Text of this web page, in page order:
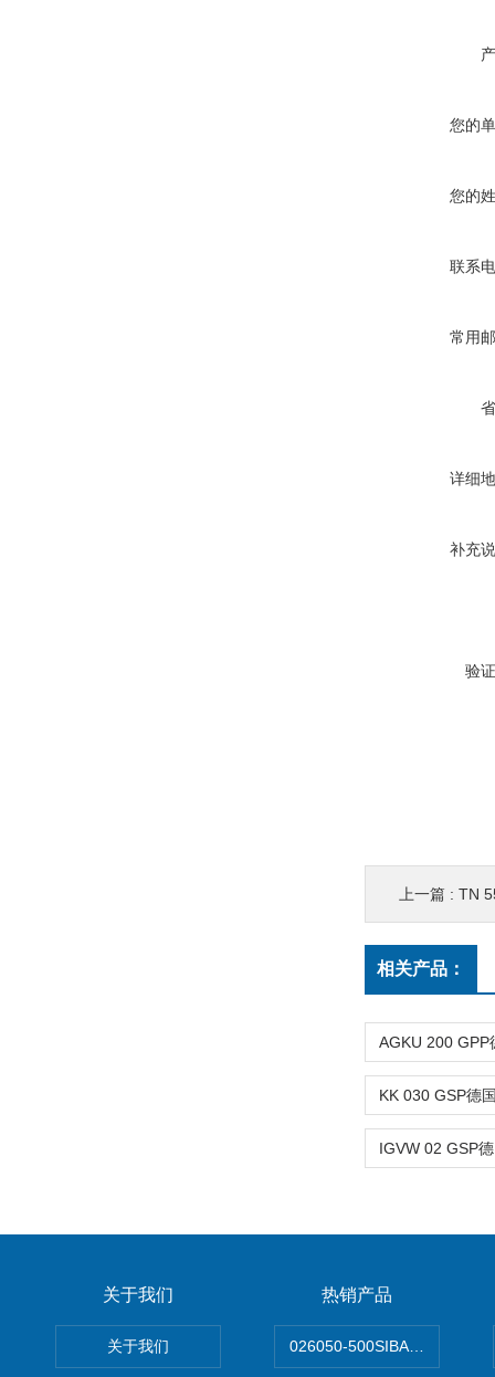
您的
您的
联系
常用
详细
补充
验
上一篇 : TN
相关产品：
关于我们
关于我们
热销产品
026050-500SIBATA 500mL